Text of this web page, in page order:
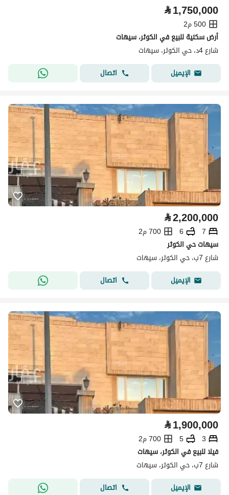
⃁1,750,000
500 م2
أرض سكنية للبيع في الكوثر، سيهات
شارع 4د، حي الكوثر، سيهات
الإيميل
اتصال
⃁2,200,000
7
6
700 م2
سيهات حي الكوثر
شارع 7ب، حي الكوثر، سيهات
الإيميل
اتصال
⃁1,900,000
3
5
700 م2
فيلا للبيع في الكوثر، سيهات
شارع 7ب، حي الكوثر، سيهات
الإيميل
اتصال